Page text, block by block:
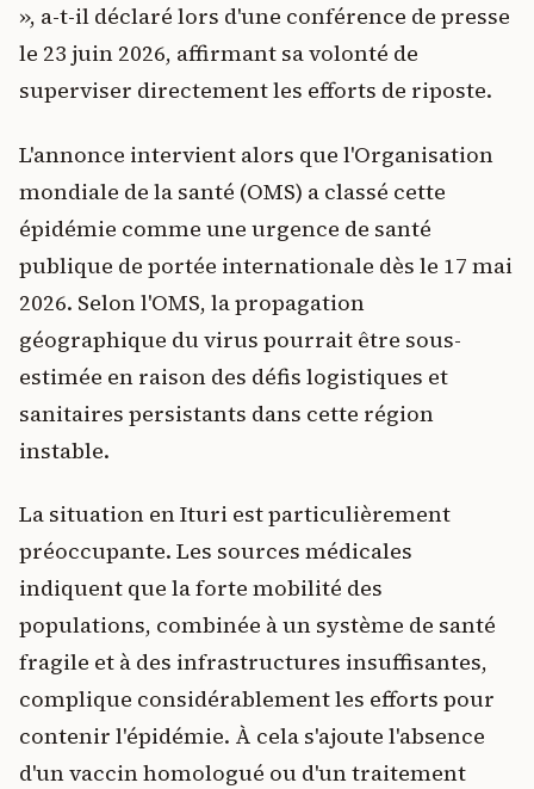
», a-t-il déclaré lors d'une conférence de presse
le 23 juin 2026, affirmant sa volonté de
superviser directement les efforts de riposte.
L'annonce intervient alors que l'Organisation
mondiale de la santé (OMS) a classé cette
épidémie comme une urgence de santé
publique de portée internationale dès le 17 mai
2026. Selon l'OMS, la propagation
géographique du virus pourrait être sous-
estimée en raison des défis logistiques et
sanitaires persistants dans cette région
instable.
La situation en Ituri est particulièrement
préoccupante. Les sources médicales
indiquent que la forte mobilité des
populations, combinée à un système de santé
fragile et à des infrastructures insuffisantes,
complique considérablement les efforts pour
contenir l'épidémie. À cela s'ajoute l'absence
d'un vaccin homologué ou d'un traitement